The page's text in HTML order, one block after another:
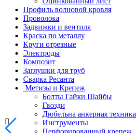
Профиль волновой кровля
Проволока
Задвижки и вентиля
Краска по металлу
Круги отрезные
Электроды
Композит
Заглушки для труб
Сварка Ресанта
Метизы и Крепеж
Болты Гайки Шайбы
Гвозди
Дюбельна анкерная техника
Инструменты